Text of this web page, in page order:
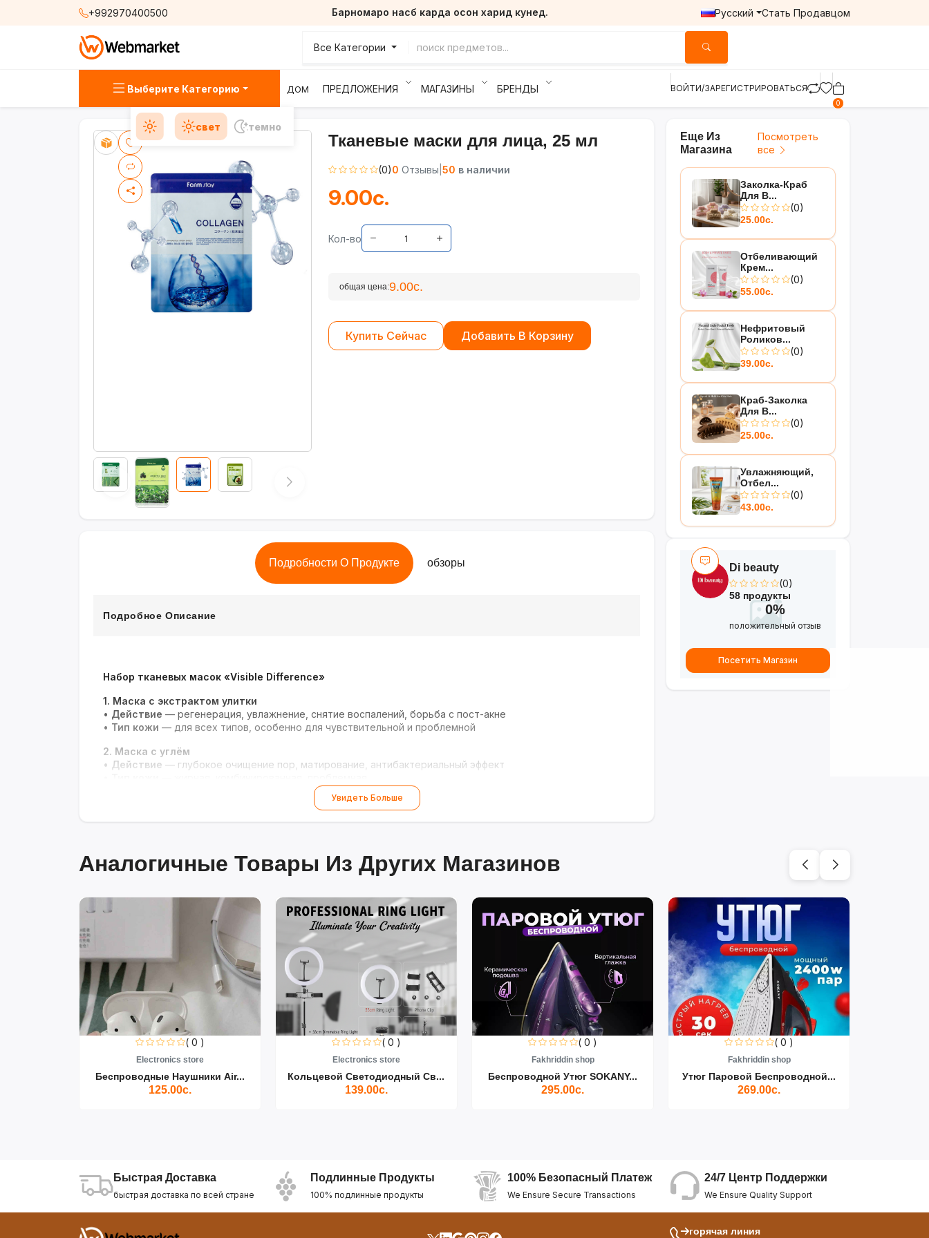
+992970400500 Барномаро насб карда осон харид кунед. Русский Стать Продавцом
Все Категории
Выберите Категорию ДОМ ПРЕДЛОЖЕНИЯ МАГАЗИНЫ БРЕНДЫ ВОЙТИ/ЗАРЕГИСТРИРОВАТЬСЯ
0
свет темно
Тканевые маски для лица, 25 мл
(0)0 Отзывы 50 в наличии
9.00с.
Кол-во
общая цена:9.00с.
Купить Сейчас Добавить В Корзину
Подробности О Продукте обзоры
Подробное Описание
Набор тканевых масок «Visible Difference»
1. Маска с экстрактом улитки
• Действие — регенерация, увлажнение, снятие воспалений, борьба с пост-акне
• Тип кожи — для всех типов, особенно для чувствительной и проблемной
2. Маска с углём
• Действие — глубокое очищение пор, матирование, антибактериальный эффект
Увидеть Больше
Еще Из
Магазина
Посмотреть
все
Заколка-Краб
Для В...
(0)
25.00с.
Отбеливающий
Крем...
(0)
55.00с.
Нефритовый
Роликов...
(0)
39.00с.
Краб-Заколка
Для В...
(0)
25.00с.
Увлажняющий,
Отбел...
(0)
43.00с.
Di beauty
(0)
58 продукты
0%
положительный отзыв
Посетить Магазин
Аналогичные Товары Из Других Магазинов
( 0 )
Electronics store
Беспроводные Наушники Air...
125.00с.
( 0 )
Electronics store
Кольцевой Светодиодный Св...
139.00с.
( 0 )
Fakhriddin shop
Беспроводной Утюг SOKANY...
295.00с.
( 0 )
Fakhriddin shop
Утюг Паровой Беспроводной...
269.00с.
Быстрая Доставка
быстрая доставка по всей стране
Подлинные Продукты
100% подлинные продукты
100% Безопасный Платеж
We Ensure Secure Transactions
24/7 Центр Поддержки
We Ensure Quality Support
горячая линия